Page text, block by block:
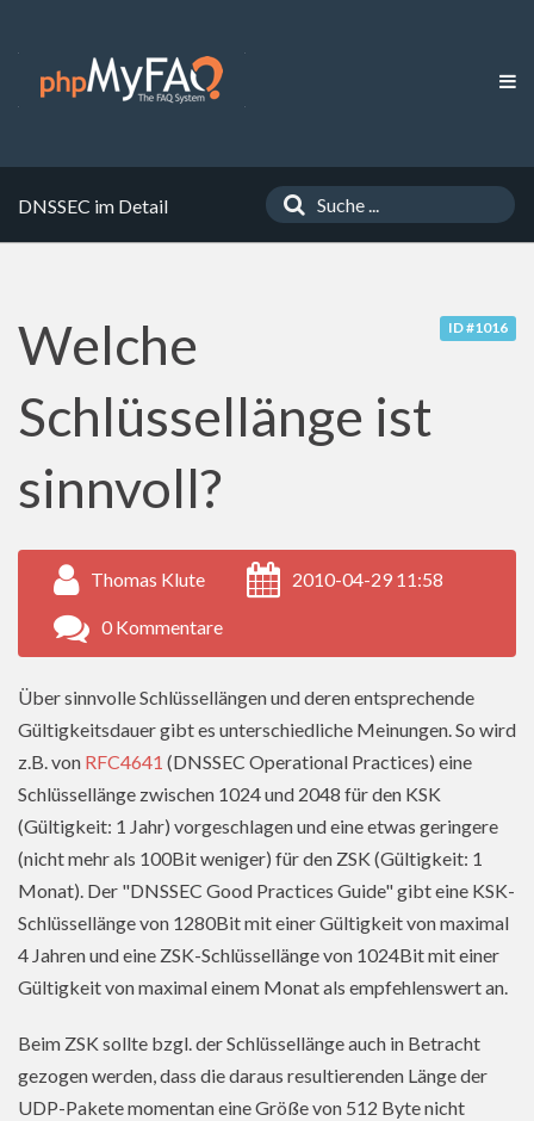
DNSSEC im Detail
ID #1016
Welche
Schlüssellänge ist
sinnvoll?
Thomas Klute 2010-04-29 11:58
0 Kommentare
Über sinnvolle Schlüssellängen und deren entsprechende
Gültigkeitsdauer gibt es unterschiedliche Meinungen. So wird
z.B. von RFC4641 (DNSSEC Operational Practices) eine
Schlüssellänge zwischen 1024 und 2048 für den KSK
(Gültigkeit: 1 Jahr) vorgeschlagen und eine etwas geringere
(nicht mehr als 100Bit weniger) für den ZSK (Gültigkeit: 1
Monat). Der "DNSSEC Good Practices Guide" gibt eine KSK-
Schlüssellänge von 1280Bit mit einer Gültigkeit von maximal
4 Jahren und eine ZSK-Schlüssellänge von 1024Bit mit einer
Gültigkeit von maximal einem Monat als empfehlenswert an.
Beim ZSK sollte bzgl. der Schlüssellänge auch in Betracht
gezogen werden, dass die daraus resultierenden Länge der
UDP-Pakete momentan eine Größe von 512 Byte nicht